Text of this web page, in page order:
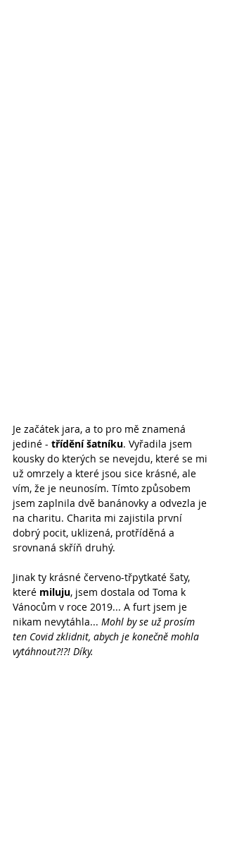
Je začátek jara, a to pro mě znamená
jediné - třídění šatníku. Vyřadila jsem
kousky do kterých se nevejdu, které se mi
už omrzely a které jsou sice krásné, ale
vím, že je neunosím. Tímto způsobem
jsem zaplnila dvě banánovky a odvezla je
na charitu. Charita mi zajistila první
dobrý pocit, uklizená, protříděná a
srovnaná skříň druhý.
Jinak ty krásné červeno-třpytkaté šaty,
které miluju, jsem dostala od Toma k
Vánocům v roce 2019... A furt jsem je
nikam nevytáhla... Mohl by se už prosím
ten Covid zklidnit, abych je konečně mohla
vytáhnout?!?! Díky.